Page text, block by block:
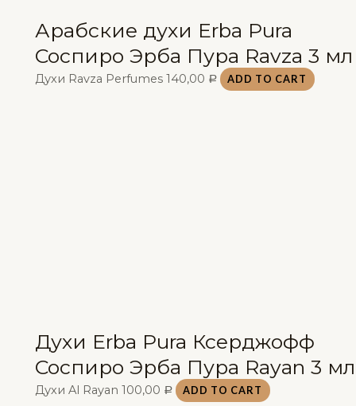
Арабские духи Erba Pura
Соспиро Эрба Пура Ravza 3 мл
Духи Ravza Perfumes 140,00 Р ADD TO CART
Духи Erba Pura Ксерджофф
Соспиро Эрба Пура Rayan 3 мл
Духи Al Rayan 100,00 Р ADD TO CART